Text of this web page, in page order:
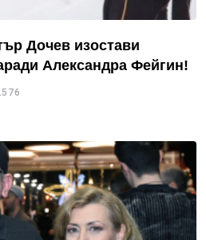
Дочев изостави
Александра Фейгин!